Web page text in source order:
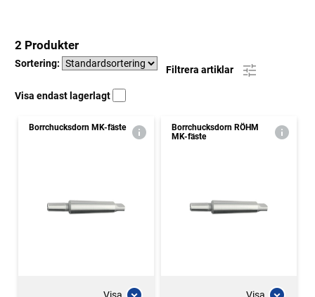
2 Produkter
Sortering:
Filtrera artiklar
Visa endast lagerlagt
Borrchucksdorn MK-fäste
Visa
Borrchucksdorn RÖHM
MK-fäste
Visa